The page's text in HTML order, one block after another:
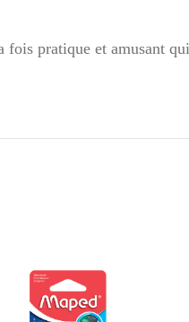
fois pratique et amusant